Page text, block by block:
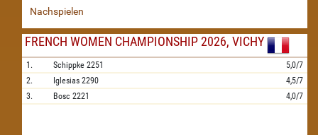
Nachspielen
FRENCH WOMEN CHAMPIONSHIP 2026, VICHY
1. Schippke 2251
5,0/7
2.
Iglesias 2290
4,5/7
3.
Bosc 2221 4,0/7